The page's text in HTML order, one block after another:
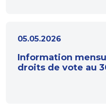
05.05.2026
Information
droits de vote au